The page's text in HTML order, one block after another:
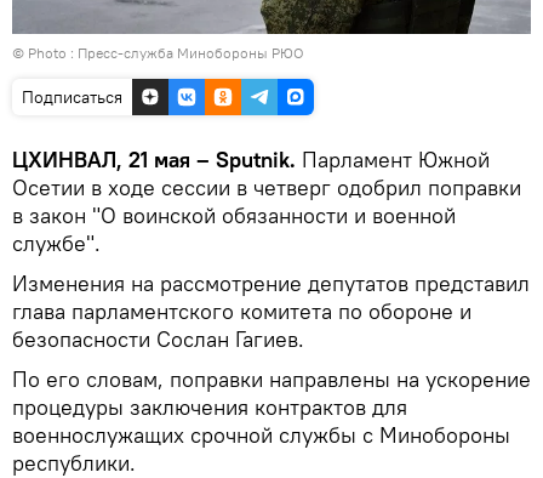
© Photo : Пресс-служба Минобороны РЮО
Подписаться
ЦХИНВАЛ, 21 мая – Sputnik. Парламент Южной
Осетии в ходе сессии в четверг одобрил поправки
в закон "О воинской обязанности и военной
службе".
Изменения на рассмотрение депутатов представил
глава парламентского комитета по обороне и
безопасности Сослан Гагиев.
По его словам, поправки направлены на ускорение
процедуры заключения контрактов для
военнослужащих срочной службы с Минобороны
республики.